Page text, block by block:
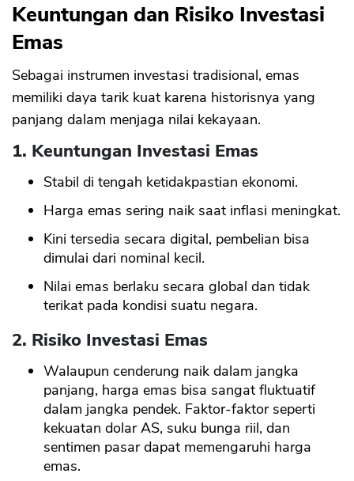
Keuntungan dan Risiko Investasi
Emas
Sebagai instrumen investasi tradisional, emas
memiliki daya tarik kuat karena historisnya yang
panjang dalam menjaga nilai kekayaan.
1. Keuntungan Investasi Emas
Stabil di tengah ketidakpastian ekonomi.
Harga emas sering naik saat inflasi meningkat.
Kini tersedia secara digital, pembelian bisa
dimulai dari nominal kecil.
Nilai emas berlaku secara global dan tidak
terikat pada kondisi suatu negara.
2. Risiko Investasi Emas
Walaupun cenderung naik dalam jangka
panjang, harga emas bisa sangat fluktuatif
dalam jangka pendek. Faktor-faktor seperti
kekuatan dolar AS, suku bunga riil, dan
sentimen pasar dapat memengaruhi harga
emas.